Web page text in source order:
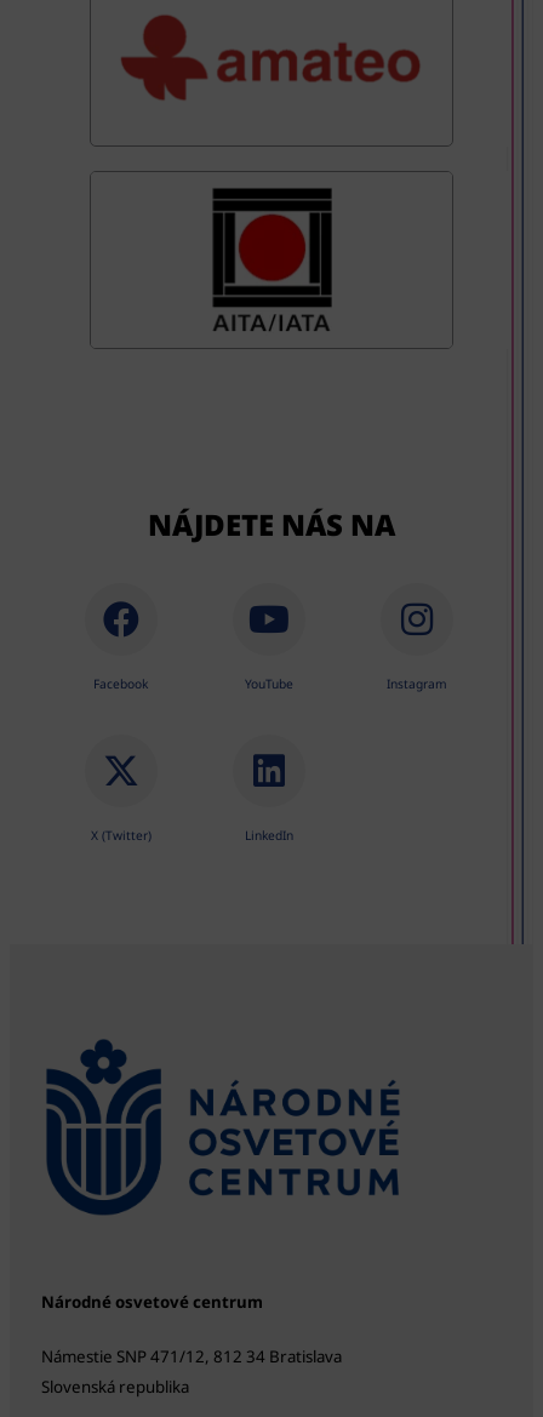
NÁJDETE NÁS NA
Facebook YouTube Instagram
X (Twitter) LinkedIn
Národné osvetové centrum
Námestie SNP 471/12, 812 34 Bratislava
Slovenská republika